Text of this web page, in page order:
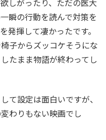
しがったり、ただの医大
瞬の行動を読んで対策を
発揮して凄かったです。
子からズッコケそうにな
たまま物語が終わってし
て設定は面白いですが、
わりもない映画でし